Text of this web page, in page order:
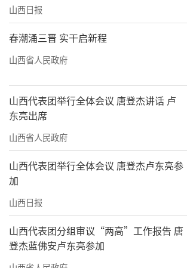
山西日报
春潮涌三晋 实干启新程
山西省人民政府
山西代表团举行全体会议 唐登杰讲话 卢
东亮出席
山西省人民政府
山西代表团举行全体会议 唐登杰卢东亮参
加
山西日报
山西代表团分组审议“两高”工作报告 唐
登杰蓝佛安卢东亮参加